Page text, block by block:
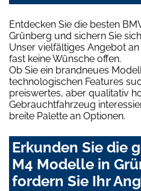
Entdecken Sie die besten
Grünberg und sichern Sie
Unser vielfältiges Angebot
fast keine Wünsche offen.
Ob Sie ein brandneues
technologischen Features
preiswertes, aber qualitativ
Gebrauchtfahrzeug
breite Palette an Optionen.
Erkunden Sie die
M4 Modelle in
fordern Sie Ihr